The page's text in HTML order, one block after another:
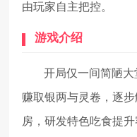
由玩家自主把控。
游戏介绍
开局仅一间简陋
赚取银两与灵卷，逐
房，研发特色吃食提